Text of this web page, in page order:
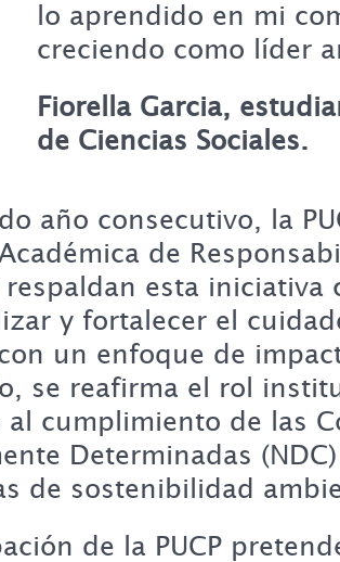
lo aprendido en mi
creciendo como líder
Fiorella Garcia,
de Ciencias Sociales.
año consecutivo, la
de
respaldan esta iniciativa
y fortalecer el
un enfoque de
se reafirma el rol
al cumplimiento de las
Determinadas
de sostenibilidad
de la PUCP